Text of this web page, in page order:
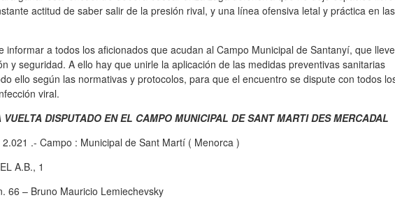
actitud de saber salir de la presión rival, y una línea ofensiva letal y práctica en las
informar a todos los aficionados que acudan al Campo Municipal de Santanyí, que
y seguridad. A ello hay que unirle la aplicación de las medidas preventivas sanitarias
ello según las normativas y protocolos, para que el encuentro se dispute con todos
viral.
DISPUTADO EN EL CAMPO MUNICIPAL DE SANT MARTI DES MERCADAL
.- Campo : Municipal de Sant Martí ( Menorca )
A.B., 1
66 – Bruno Mauricio Lemiechevsky